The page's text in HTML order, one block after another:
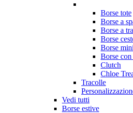
Borse tote
Borse a
Borse a
Borse
Borse mini
Borse
Clutch
Chloe
Tracolle
Vedi tutti
Borse estive